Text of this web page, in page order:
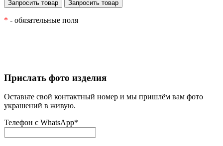
* - обязательные поля
Прислать фото изделия
Оставьте свой контактный номер и мы пришлём вам фото
украшений в живую.
Телефон с WhatsApp*